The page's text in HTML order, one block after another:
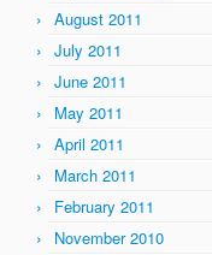
August 2011
July 2011
June 2011
May 2011
April 2011
March 2011
February 2011
November 2010